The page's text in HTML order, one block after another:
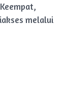
melalui